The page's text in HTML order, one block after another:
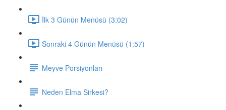
İlk 3 Günün Menüsü (3:02)
Sonraki 4 Günün Menüsü (1:57)
Meyve Porsiyonları
Neden Elma Sirkesi?